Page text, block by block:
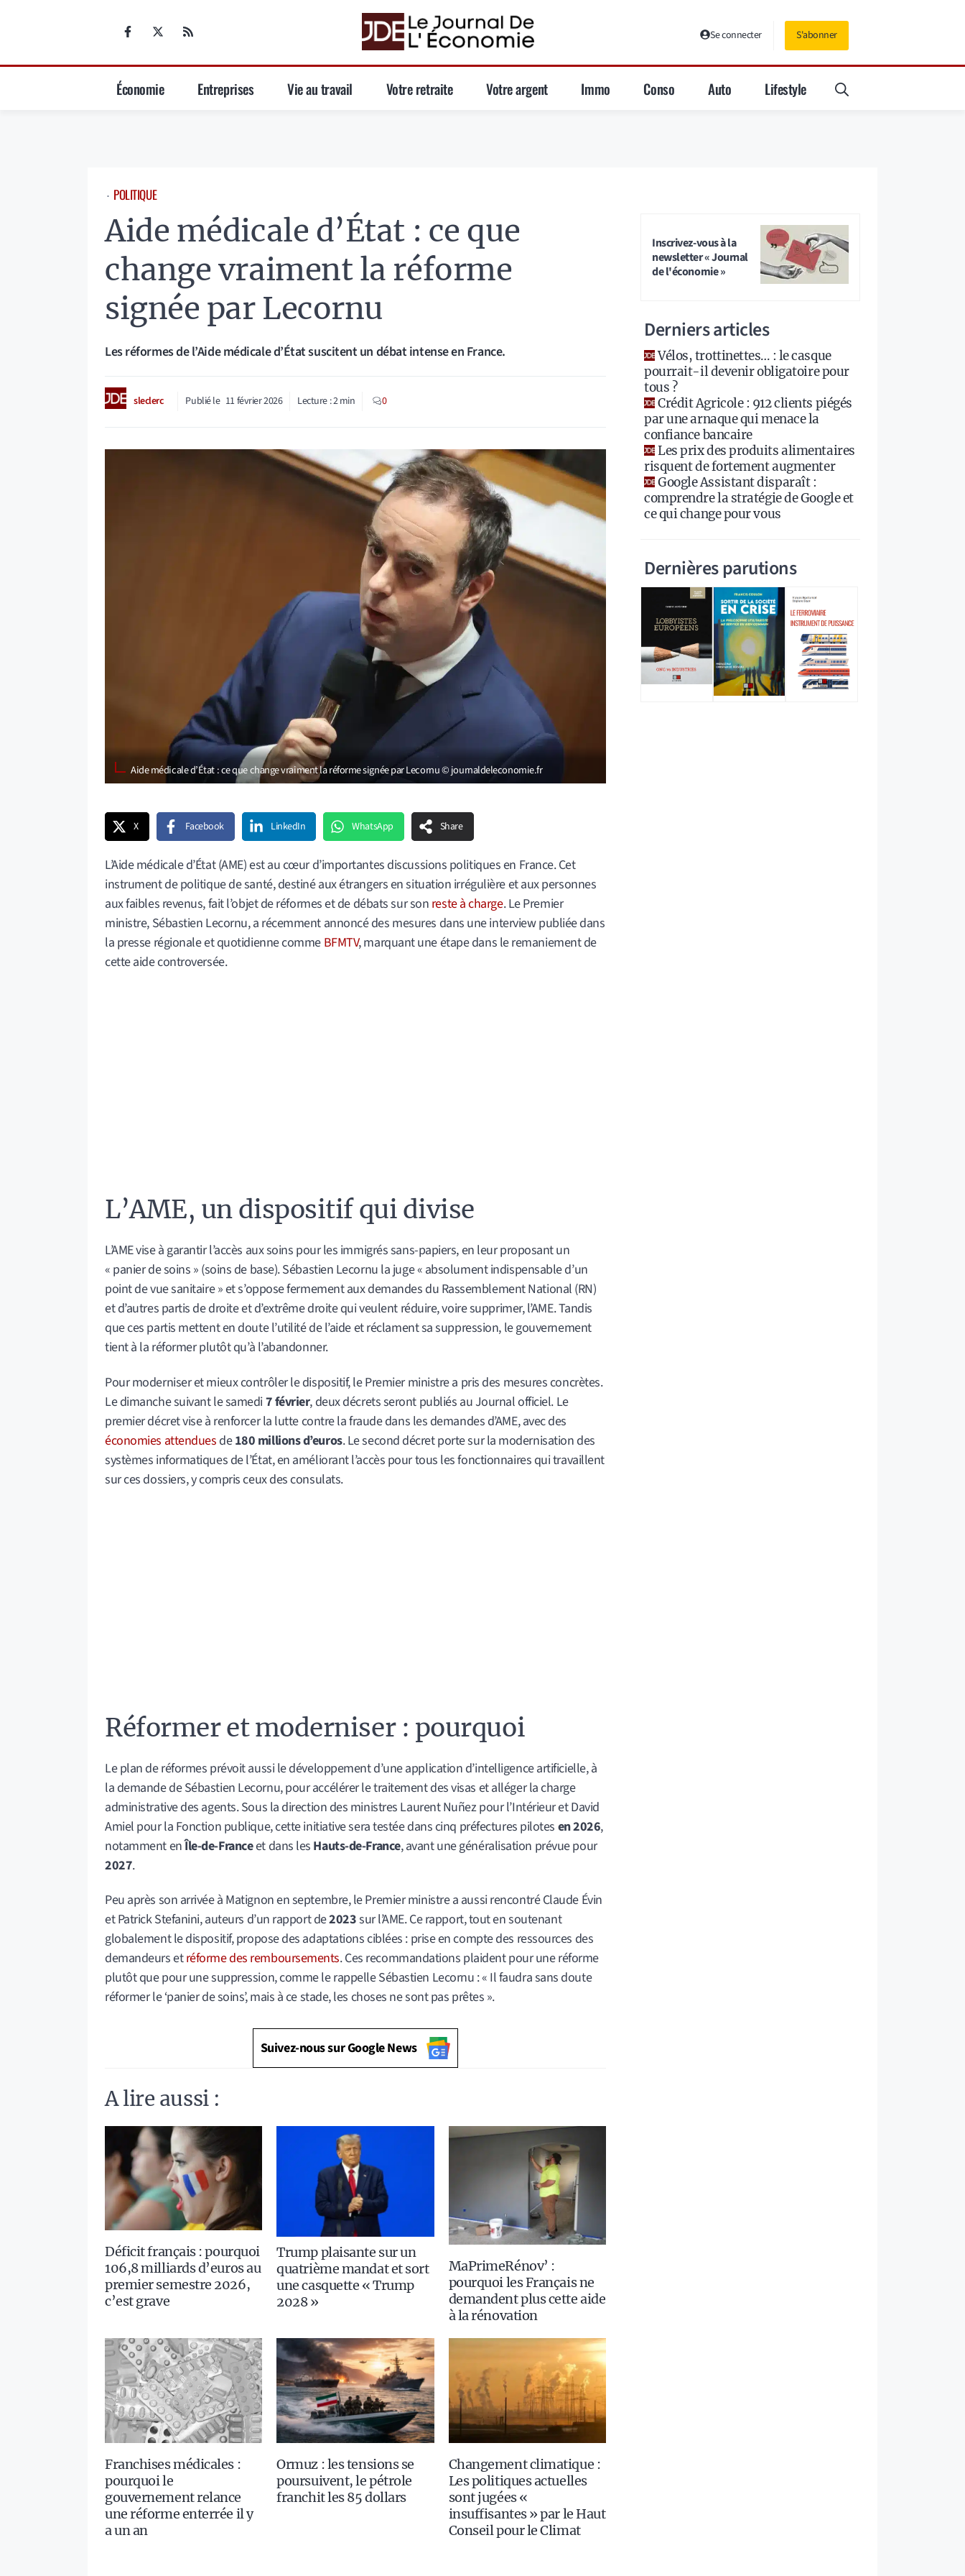
Se connecter S'abonner
Économie Entreprises Vie au travail Votre retraite Votre argent Immo Conso Auto Lifestyle
⋅ POLITIQUE
Aide médicale d’État : ce que
change vraiment la réforme
signée par Lecornu
Les réformes de l’Aide médicale d’État suscitent un débat intense en France.
sleclerc Publié le 11 février 2026 Lecture :2min 0
Aide médicale d’État : ce que change vraiment la réforme signée par Lecornu © journaldeleconomie.fr
X Facebook LinkedIn WhatsApp Share
L’Aide médicale d’État (AME) est au cœur d’importantes discussions politiques en France. Cet
instrument de politique de santé, destiné aux étrangers en situation irrégulière et aux personnes
aux faibles revenus, fait l’objet de réformes et de débats sur son reste à charge. Le Premier
ministre, Sébastien Lecornu, a récemment annoncé des mesures dans une interview publiée dans
la presse régionale et quotidienne comme BFMTV, marquant une étape dans le remaniement de
cette aide controversée.
L’AME, un dispositif qui divise
L’AME vise à garantir l’accès aux soins pour les immigrés sans-papiers, en leur proposant un
« panier de soins » (soins de base). Sébastien Lecornu la juge « absolument indispensable d’un
point de vue sanitaire » et s’oppose fermement aux demandes du Rassemblement National (RN)
et d’autres partis de droite et d’extrême droite qui veulent réduire, voire supprimer, l’AME. Tandis
que ces partis mettent en doute l’utilité de l’aide et réclament sa suppression, le gouvernement
tient à la réformer plutôt qu’à l’abandonner.
Pour moderniser et mieux contrôler le dispositif, le Premier ministre a pris des mesures concrètes.
Le dimanche suivant le samedi7 février, deux décrets seront publiés au Journal officiel. Le
premier décret vise à renforcer la lutte contre la fraude dans les demandes d’AME, avec des
économies attendues de180 millions d’euros. Le second décret porte sur la modernisation des
systèmes informatiques de l’État, en améliorant l’accès pour tous les fonctionnaires qui travaillent
sur ces dossiers, y compris ceux des consulats.
Réformer et moderniser : pourquoi
Le plan de réformes prévoit aussi le développement d’une application d’intelligence artificielle, à
la demande de Sébastien Lecornu, pour accélérer le traitement des visas et alléger la charge
administrative des agents. Sous la direction des ministres Laurent Nuñez pour l’Intérieur et David
Amiel pour la Fonction publique, cette initiative sera testée dans cinq préfectures pilotes en 2026,
notamment enÎle-de-Franceet dans les Hauts-de-France, avant une généralisation prévue pour
2027.
Peu après son arrivée à Matignon en septembre, le Premier ministre a aussi rencontré Claude Évin
et Patrick Stefanini, auteurs d’un rapport de2023sur l’AME. Ce rapport, tout en soutenant
globalement le dispositif, propose des adaptations ciblées : prise en compte des ressources des
demandeurs etréforme des remboursements. Ces recommandations plaident pour une réforme
plutôt que pour une suppression, comme le rappelle Sébastien Lecornu : « Il faudra sans doute
réformer le ‘panier de soins’, mais à ce stade, les choses ne sont pas prêtes ».
Suivez-nous sur Google News
A lire aussi :
Déficit français : pourquoi
106,8 milliards d’euros au
premier semestre 2026,
c’est grave
Trump plaisante sur un
quatrième mandat et sort
une casquette « Trump
2028 »
MaPrimeRénov’ :
pourquoi les Français ne
demandent plus cette aide
à la rénovation
Franchises médicales :
pourquoi le
gouvernement relance
une réforme enterrée il y
a un an
Ormuz : les tensions se
poursuivent, le pétrole
franchit les 85 dollars
Changement climatique :
Les politiques actuelles
sont jugées «
insuffisantes » par le Haut
Conseil pour le Climat
Inscrivez-vous à la
newsletter « Journal
de l'économie »
Derniers articles
Vélos, trottinettes… : le casque
pourrait-il devenir obligatoire pour
tous ?
Crédit Agricole : 912 clients piégés
par une arnaque qui menace la
confiance bancaire
Les prix des produits alimentaires
risquent de fortement augmenter
Google Assistant disparaît :
comprendre la stratégie de Google et
ce qui change pour vous
Dernières parutions